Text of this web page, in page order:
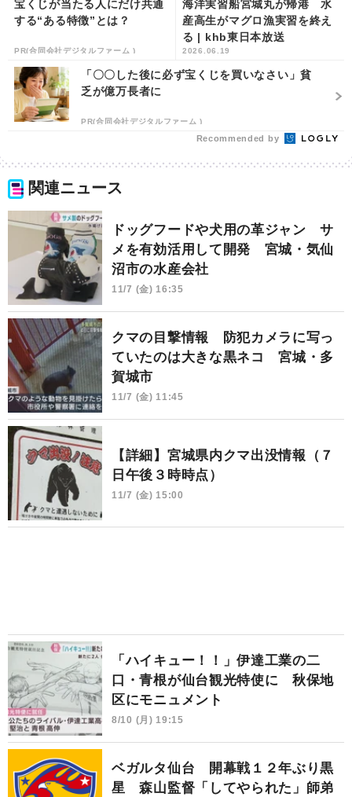
宝くじが当たる人にだけ共通
する“ある特徴”とは？
PR(合同会社デジタルファーム )
海洋実習船宮城丸が帰港 水
産高生がマグロ漁実習を終え
る | khb東日本放送
2026.06.19
「〇〇した後に必ず宝くじを買いなさい」貧
乏が億万長者に
PR(合同会社デジタルファーム )
Recommended by
関連ニュース
ドッグフードや犬用の革ジャン サ
メを有効活用して開発 宮城・気仙
沼市の水産会社
11/7 (金) 16:35
クマの目撃情報 防犯カメラに写っ
ていたのは大きな黒ネコ 宮城・多
賀城市
11/7 (金) 11:45
【詳細】宮城県内クマ出没情報（７
日午後３時時点）
11/7 (金) 15:00
「ハイキュー！！」伊達工業の二
口・青根が仙台観光特使に 秋保地
区にモニュメント
8/10 (月) 19:15
ベガルタ仙台 開幕戦１２年ぶり黒
星 森山監督「してやられた」師弟